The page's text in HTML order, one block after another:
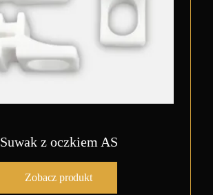
Suwak z oczkiem AS
Zobacz produkt